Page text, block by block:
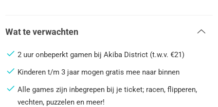
Wat te verwachten
2 uur onbeperkt gamen bij Akiba District (t.w.v. €21)
Kinderen t/m 3 jaar mogen gratis mee naar binnen
Alle games zijn inbegrepen bij je ticket; racen, flipperen,
vechten, puzzelen en meer!